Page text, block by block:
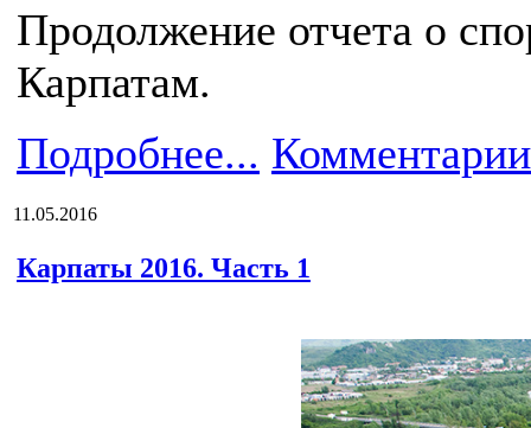
Продолжение отчета о
Карпатам.
Подробнее...
11.05.2016
Карпаты 2016. Часть 1